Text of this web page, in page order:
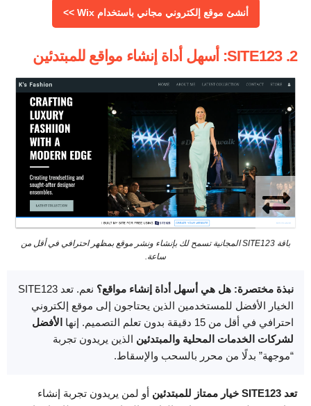
أنشئ موقع إلكتروني مجاني باستخدام Wix >>
2. SITE123: أسهل أداة إنشاء مواقع للمبتدئين
باقة SITE123 المجانية تسمح لك بإنشاء ونشر موقع بمظهر احترافي في أقل من
ساعة.
نبذة مختصرة: هل هي أسهل أداة إنشاء مواقع؟
نعم. تعد SITE123
الخيار الأفضل للمستخدمين الذين يحتاجون إلى موقع إلكتروني
احترافي في أقل من 15 دقيقة بدون تعلم التصميم. إنها
الأفضل
لشركات الخدمات المحلية والمبتدئين الذين يريدون تجربة
“موجهة” بدلًا من محرر بالسحب والإسقاط.
تعد SITE123 خيار ممتاز للمبتدئين
أو لمن يريدون تجربة إنشاء